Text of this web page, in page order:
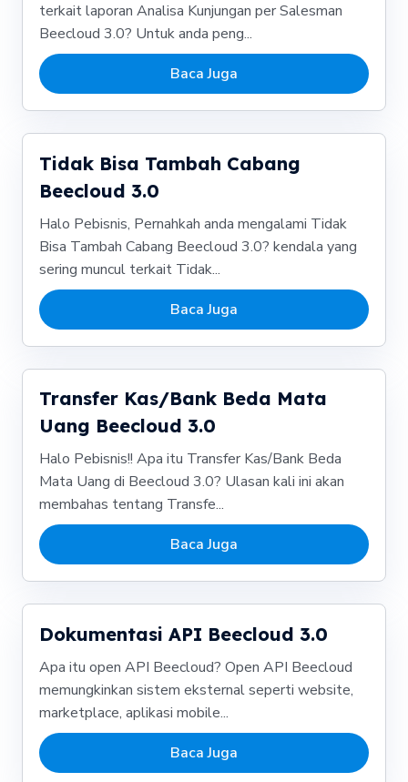
terkait laporan Analisa Kunjungan per Salesman
Beecloud 3.0? Untuk anda peng...
Baca Juga
Tidak Bisa Tambah Cabang
Beecloud 3.0
Halo Pebisnis, Pernahkah anda mengalami Tidak
Bisa Tambah Cabang Beecloud 3.0? kendala yang
sering muncul terkait Tidak...
Baca Juga
Transfer Kas/Bank Beda Mata
Uang Beecloud 3.0
Halo Pebisnis!! Apa itu Transfer Kas/Bank Beda
Mata Uang di Beecloud 3.0? Ulasan kali ini akan
membahas tentang Transfe...
Baca Juga
Dokumentasi API Beecloud 3.0
Apa itu open API Beecloud? Open API Beecloud
memungkinkan sistem eksternal seperti website,
marketplace, aplikasi mobile...
Baca Juga